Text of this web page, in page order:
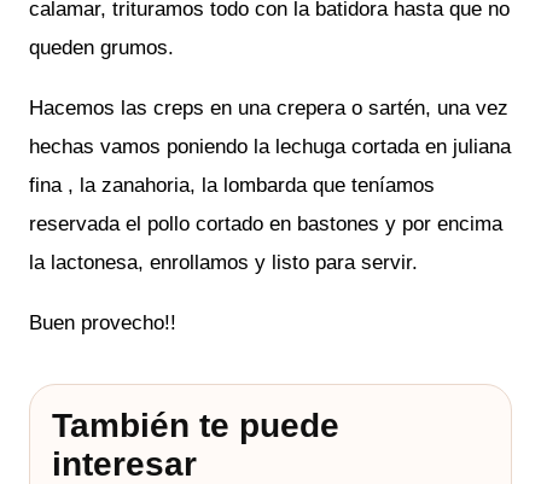
calamar, trituramos todo con la batidora hasta que no
queden grumos.
Hacemos las creps en una crepera o sartén, una vez
hechas vamos poniendo la lechuga cortada en juliana
fina , la zanahoria, la lombarda que teníamos
reservada el pollo cortado en bastones y por encima
la lactonesa, enrollamos y listo para servir.
Buen provecho!!
También te puede
interesar